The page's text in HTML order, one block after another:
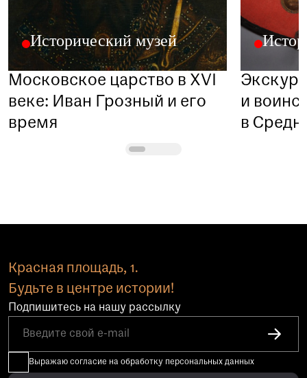
Исторический музей
Московское царство в XVI
веке: Иван Грозный и его
время
и
в
Красная площадь, 1.
Будьте в центре истории!
Подпишитесь на нашу рассылку
Выражаю согласие на обработку персональных данных